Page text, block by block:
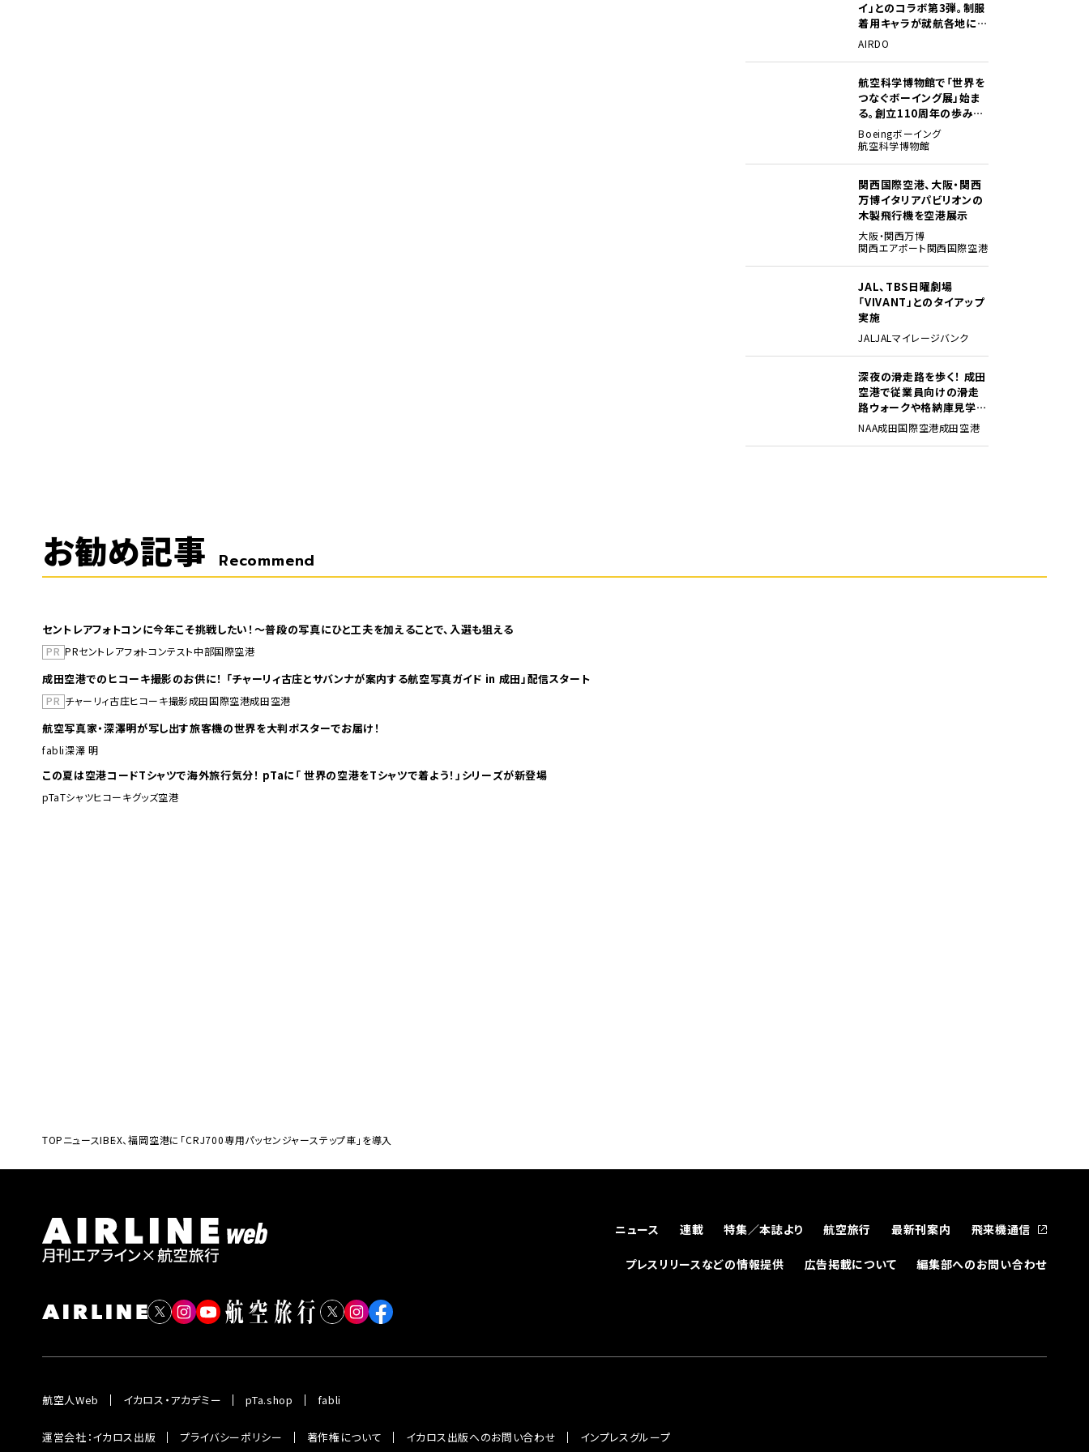
イ」とのコラボ第3弾。制服
着用キャラが就航各地に登
場
AIRDO
航空科学博物館で「世界を
つなぐボーイング展」始ま
る。創立110周年の歩みを
貴重な資料でたどる
Boeingボーイング
航空科学博物館
関西国際空港、大阪・関西
万博イタリアパビリオンの
木製飛行機を空港展示
大阪・関西万博
関西エアポート関西国際空港
JAL、TBS日曜劇場
「VIVANT」とのタイアップ
実施
JALJALマイレージバンク
深夜の滑走路を歩く！ 成田
空港で従業員向けの滑走
路ウォークや格納庫見学イ
ベントを初開催
NAA成田国際空港成田空港
お勧め記事 Recommend
セントレアフォトコンに今年こそ挑戦したい！～普段の写真にひと工夫を加えることで、入選も狙える
PR PRセントレアフォトコンテスト中部国際空港
成田空港でのヒコーキ撮影のお供に！ 「チャーリィ古庄とサバンナが案内する航空写真ガイド in 成田」配信スタート
PR チャーリィ古庄ヒコーキ撮影成田国際空港成田空港
航空写真家・深澤明が写し出す旅客機の世界を大判ポスターでお届け！
fabli深澤 明
この夏は空港コードTシャツで海外旅行気分！ pTaに「 世界の空港をTシャツで着よう！」シリーズが新登場
pTaTシャツヒコーキグッズ空港
TOPニュースIBEX、福岡空港に「CRJ700専用パッセンジャーステップ車」を導入
ニュース 連載 特集／本誌より 航空旅行 最新刊案内 飛来機通信
プレスリリースなどの情報提供 広告掲載について 編集部へのお問い合わせ
航空人Web イカロス・アカデミー pTa.shop fabli
運営会社：イカロス出版 プライバシーポリシー 著作権について イカロス出版へのお問い合わせ インプレスグループ